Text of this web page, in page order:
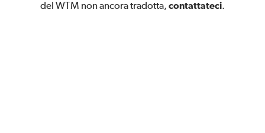
del WTM non ancora tradotta, contattateci.